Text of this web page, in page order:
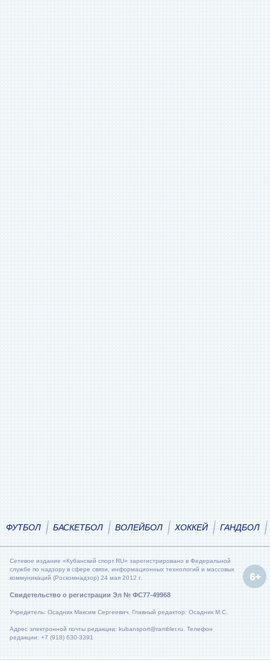
ФУТБОЛ БАСКЕТБОЛ ВОЛЕЙБОЛ ХОККЕЙ ГАНДБОЛ
Сетевое издание «Кубанский спорт.RU» зарегистрировано в Федеральной
службе по надзору в сфере связи, информационных технологий и массовых
коммуникаций (Роскомнадзор) 24 мая 2012 г.
Свидетельство о регистрации Эл № ФС77-49968
Учредитель: Осадник Максим Сергеевич. Главный редактор: Осадник М.С.
Адрес электронной почты редакции: kubansport@rambler.ru. Телефон
редакции: +7 (918) 630-3391